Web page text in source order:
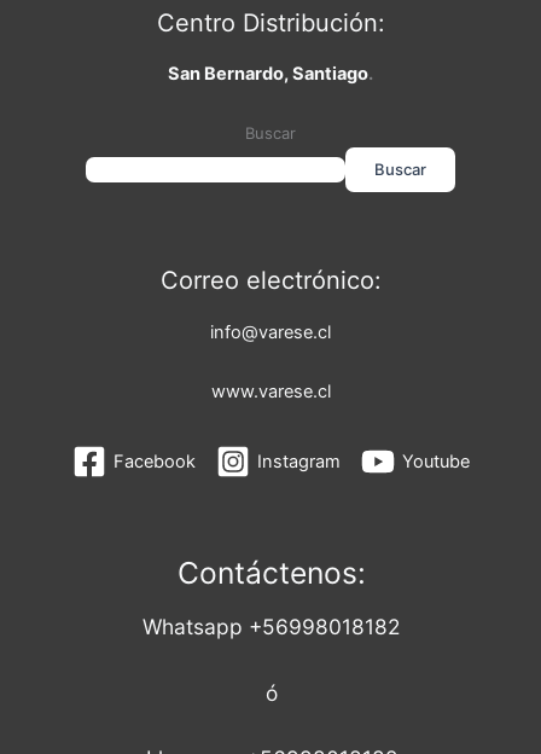
Centro Distribución:
San Bernardo, Santiago.
Buscar
Buscar
Correo electrónico:
info@varese.cl
www.varese.cl
Facebook Instagram Youtube
Contáctenos:
Whatsapp +56998018182
ó